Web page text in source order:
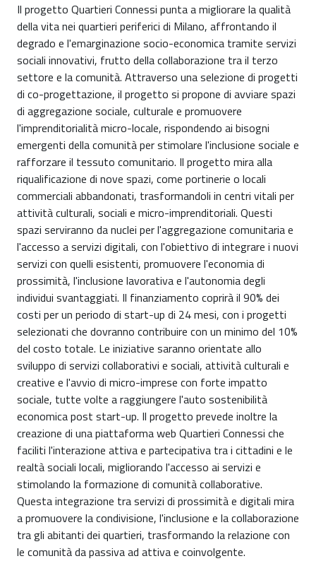
Il progetto Quartieri Connessi punta a migliorare la qualità
della vita nei quartieri periferici di Milano, affrontando il
degrado e l'emarginazione socio-economica tramite servizi
sociali innovativi, frutto della collaborazione tra il terzo
settore e la comunità. Attraverso una selezione di progetti
di co-progettazione, il progetto si propone di avviare spazi
di aggregazione sociale, culturale e promuovere
l'imprenditorialità micro-locale, rispondendo ai bisogni
emergenti della comunità per stimolare l'inclusione sociale e
rafforzare il tessuto comunitario. Il progetto mira alla
riqualificazione di nove spazi, come portinerie o locali
commerciali abbandonati, trasformandoli in centri vitali per
attività culturali, sociali e micro-imprenditoriali. Questi
spazi serviranno da nuclei per l'aggregazione comunitaria e
l'accesso a servizi digitali, con l'obiettivo di integrare i nuovi
servizi con quelli esistenti, promuovere l'economia di
prossimità, l'inclusione lavorativa e l'autonomia degli
individui svantaggiati. Il finanziamento coprirà il 90% dei
costi per un periodo di start-up di 24 mesi, con i progetti
selezionati che dovranno contribuire con un minimo del 10%
del costo totale. Le iniziative saranno orientate allo
sviluppo di servizi collaborativi e sociali, attività culturali e
creative e l'avvio di micro-imprese con forte impatto
sociale, tutte volte a raggiungere l'auto sostenibilità
economica post start-up. Il progetto prevede inoltre la
creazione di una piattaforma web Quartieri Connessi che
faciliti l'interazione attiva e partecipativa tra i cittadini e le
realtà sociali locali, migliorando l'accesso ai servizi e
stimolando la formazione di comunità collaborative.
Questa integrazione tra servizi di prossimità e digitali mira
a promuovere la condivisione, l'inclusione e la collaborazione
tra gli abitanti dei quartieri, trasformando la relazione con
le comunità da passiva ad attiva e coinvolgente.